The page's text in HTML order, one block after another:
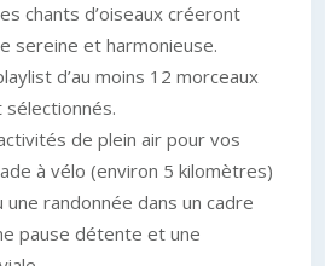
chants d’oiseaux créeront
sereine et harmonieuse.
d’au moins 12 morceaux
de plein air pour vos
à vélo (environ 5 kilomètres)
une randonnée dans un cadre
pause détente et une